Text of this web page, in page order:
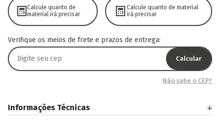
Calcule quanto de
material irá precisar
Calcule quanto de material
irá precisar
Verifique os meios de frete e prazos de entrega:
Calcular
Não sabe o CEP?
Informações Técnicas